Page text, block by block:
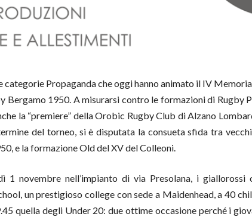
Propaganda che oggi hanno animato il IV
1950. A misurarsi contro le formazioni di Rugby
la “premiere” della Orobic Rugby Club di Alzano
del torneo, si è disputata la consueta sfida tra
e la formazione Old del XV del Colleoni.
novembre nell’impianto di via Presolana, i giallorossi
un prestigioso college con sede a Maidenhead, a 40
quella degli Under 20: due ottime occasione perché i